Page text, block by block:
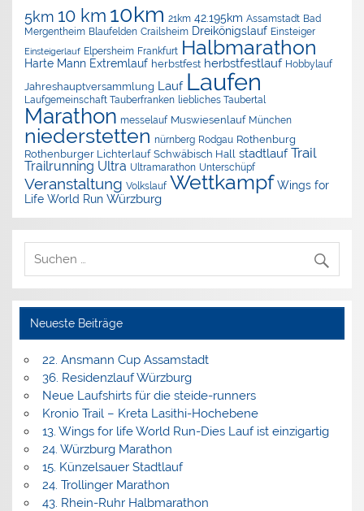
5km 10 km 10km 21km 42.195km Assamstadt Bad
Mergentheim Blaufelden Crailsheim Dreikönigslauf Einsteiger
Einsteigerlauf Elpersheim Frankfurt Halbmarathon
Harte Mann Extremlauf herbstfest herbstfestlauf Hobbylauf
Jahreshauptversammlung Lauf Laufen
Laufgemeinschaft Tauberfranken liebliches Taubertal
Marathon messelauf Muswiesenlauf München
niederstetten nürnberg Rodgau Rothenburg
Rothenburger Lichterlauf Schwäbisch Hall stadtlauf Trail
Trailrunning Ultra Ultramarathon Unterschüpf
Veranstaltung Volkslauf Wettkampf Wings for
Life World Run Würzburg
Neueste Beiträge
22. Ansmann Cup Assamstadt
36. Residenzlauf Würzburg
Neue Laufshirts für die steide-runners
Kronio Trail – Kreta Lasithi-Hochebene
13. Wings for life World Run-Dies Lauf ist einzigartig
24. Würzburg Marathon
15. Künzelsauer Stadtlauf
24. Trollinger Marathon
43. Rhein-Ruhr Halbmarathon